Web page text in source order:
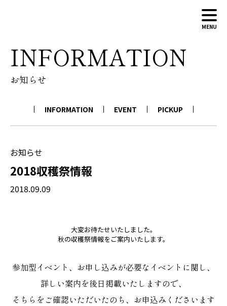
MENU
ABOUT
WINERY
CONTACT
INFORMATION
お知らせ
INFORMATION EVENT PICKUP
お知らせ
2018収穫祭情報
2018.09.09
大変お待たせいたしました。
秋の収穫祭情報をご案内いたします。
参加型イベント、お申し込みが必要なイベントに関し、
詳しい案内を後日掲載いたしますので、
そちらをご確認いただいたのち、お申込みくださいます